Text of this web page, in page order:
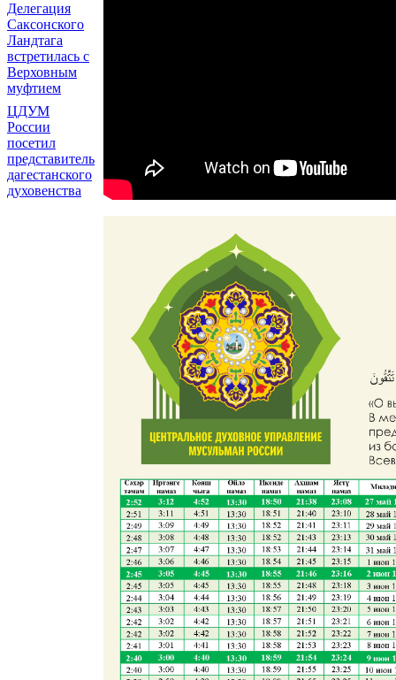
Делегация
Саксонского
Ландтага
встретилась с
Верховным
муфтием
ЦДУМ
России
посетил
представитель
дагестанского
духовенства